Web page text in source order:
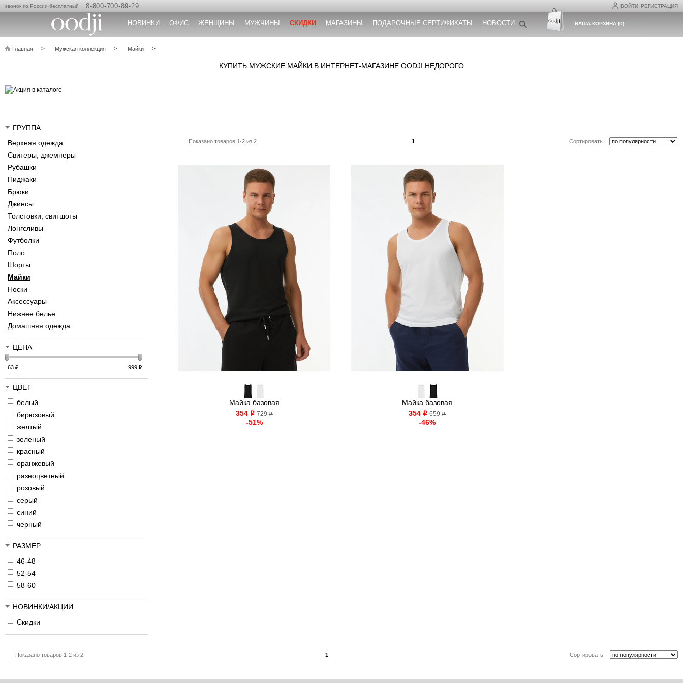
ВОЙТИ РЕГИСТРАЦИЯ
звонок по России бесплатный 8-800-700-89-29
НОВИНКИ ОФИС ЖЕНЩИНЫ МУЖЧИНЫ СКИДКИ МАГАЗИНЫ ПОДАРОЧНЫЕ СЕРТИФИКАТЫ НОВОСТИ ВАША КОРЗИНА(0)
Главная Мужская коллекция Майки
КУПИТЬ МУЖСКИЕ МАЙКИ В ИНТЕРНЕТ-МАГАЗИНЕ OODJI НЕДОРОГО
ГРУППА
Верхняя одежда
Свитеры, джемперы
Рубашки
Пиджаки
Брюки
Джинсы
Толстовки, свитшоты
Лонгсливы
Футболки
Поло
Шорты
Майки
Носки
Аксессуары
Нижнее белье
Домашняя одежда
ЦЕНА
63 ₽ 999₽
ЦВЕТ
белый
бирюзовый
желтый
зеленый
красный
оранжевый
разноцветный
розовый
серый
синий
черный
РАЗМЕР
46-48
52-54
58-60
НОВИНКИ/АКЦИИ
Скидки
Показано товаров 1-2 из 2 1 Сортировать
Майка базовая
354 o 729o
-51%
Майка базовая
354 o 659o
-46%
Показано товаров 1-2 из 2 1 Сортировать